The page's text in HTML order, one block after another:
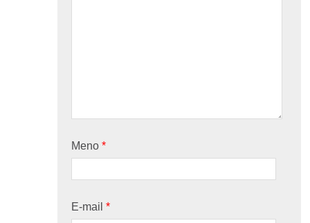
Meno*
E-mail*